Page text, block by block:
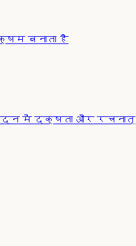
बनाता है
में दक्षता और रचनात्